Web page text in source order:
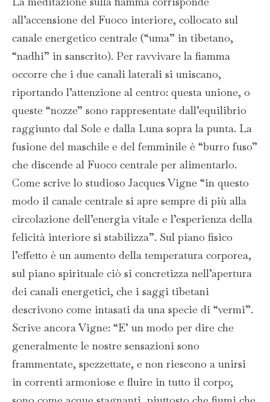
all’accensione del Fuoco interiore, collocato sul
canale energetico centrale (“uma” in tibetano,
“nadhi” in sanscrito). Per ravvivare la fiamma
occorre che i due canali laterali si uniscano,
riportando l’attenzione al centro: questa unione, o
queste “nozze” sono rappresentate dall’equilibrio
raggiunto dal Sole e dalla Luna sopra la punta. La
fusione del maschile e del femminile è “burro fuso”
che discende al Fuoco centrale per alimentarlo.
Come scrive lo studioso Jacques Vigne “in questo
modo il canale centrale si apre sempre di più alla
circolazione dell’energia vitale e l’esperienza della
felicità interiore si stabilizza”. Sul piano fisico
l’effetto è un aumento della temperatura corporea,
sul piano spirituale ciò si concretizza nell’apertura
dei canali energetici, che i saggi tibetani
descrivono come intasati da una specie di “vermi”.
Scrive ancora Vigne: “E’ un modo per dire che
generalmente le nostre sensazioni sono
frammentate, spezzettate, e non riescono a unirsi
in correnti armoniose e fluire in tutto il corpo;